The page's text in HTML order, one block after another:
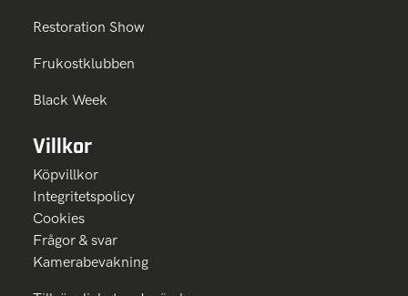
Restoration Show
Frukostklubben
Black Week
Villkor
Köpvillkor
Integritetspolicy
Cookies
Frågor & svar
Kamerabevakning